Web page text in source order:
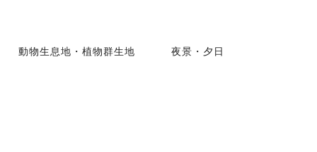
動物生息地・植物群生地 夜景・夕日